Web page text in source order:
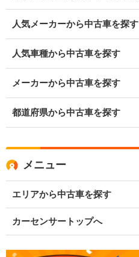
人気メーカーから中古車を探す
人気車種から中古車を探す
メーカーから中古車を探す
都道府県から中古車を探す
メニュー
エリアから中古車を探す
カーセンサートップへ